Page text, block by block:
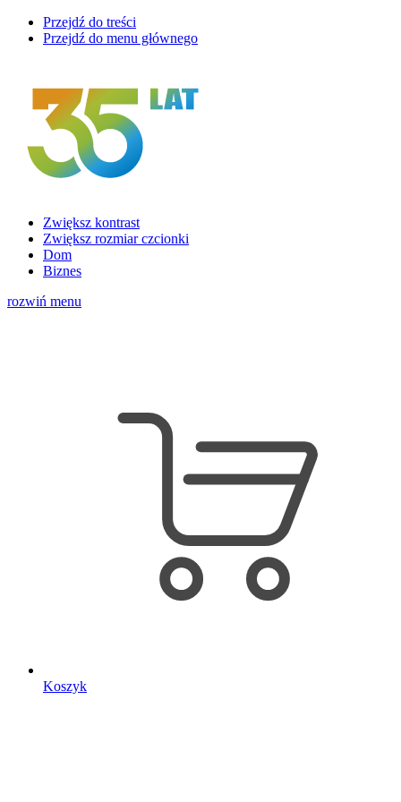
Przejdź do treści
Przejdź do menu głównego
Zwiększ kontrast
Zwiększ rozmiar czcionki
Dom
Biznes
rozwiń menu
Koszyk